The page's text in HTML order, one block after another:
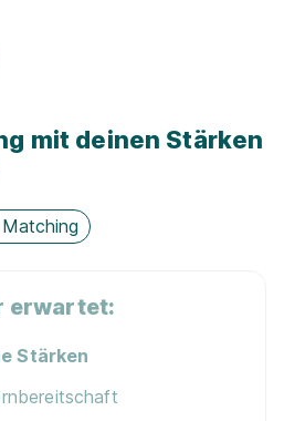
Kur­se
Umweltschutz
mit deinen Stärken
erwartet:
Stärken